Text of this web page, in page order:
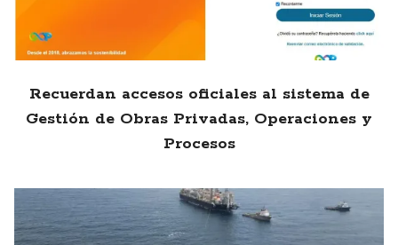
Recuerdan accesos oficiales al sistema de
Gestión de Obras Privadas, Operaciones y
Procesos